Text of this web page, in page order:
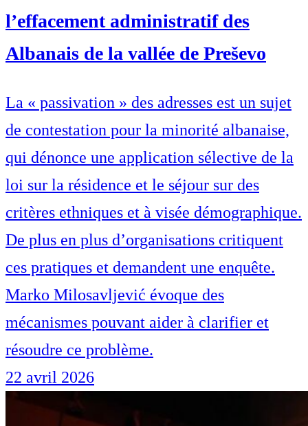
l’effacement administratif des
Albanais de la vallée de Preševo
La « passivation » des adresses est un sujet
de contestation pour la minorité albanaise,
qui dénonce une application sélective de la
loi sur la résidence et le séjour sur des
critères ethniques et à visée démographique.
De plus en plus d’organisations critiquent
ces pratiques et demandent une enquête.
Marko Milosavljević évoque des
mécanismes pouvant aider à clarifier et
résoudre ce problème.
22 avril 2026